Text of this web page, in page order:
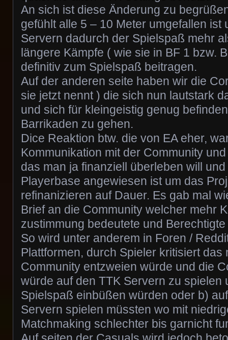
An sich ist diese Änderung zu
gefühlt alle 5 – 10 Meter umgefallen ist
Servern dadurch der Spielspaß mehr
längere Kämpfe ( wie sie in BF 1 bzw.
definitiv zum Spielspaß beitragen.
Auf der anderen seite haben wir die
sie jetzt nennt ) die sich nun lautstark
und sich für kleingeistig genug
Barrikaden zu gehen.
Dice Reaktion btw. die von EA eher,
Kommunikation mit der Community
das man ja finanziell überleben will
Playerbase angewiesen ist um das
refinanizieren auf Dauer. Es gab mal
Brief an die Community welcher mehr
zustimmung bedeutete und
So wird unter anderem in Foren /
Plattformen, durch Spieler kritisiert das
Community entzweien würde und die
würde auf den TTK Servern zu spielen
Spielspaß einbüßen würden oder b)
Servern spielen müssten wo mit
Matchmaking schlechter bis garnicht